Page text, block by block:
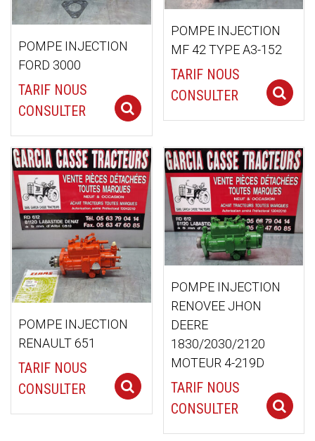
POMPE INJECTION
FORD 3000
TARIF NOUS
CONSULTER
POMPE INJECTION
MF 42 TYPE A3-152
TARIF NOUS
CONSULTER
POMPE INJECTION
RENAULT 651
TARIF NOUS
CONSULTER
Select options
POMPE INJECTION
RENOVEE JHON
DEERE
1830/2030/2120
MOTEUR 4-219D
TARIF NOUS
CONSULTER